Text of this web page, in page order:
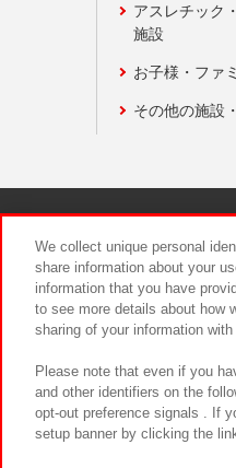
アスレチック
施設
お子様・ファ
その他の施設
We collect unique personal
share information about your
information that you have
to see more details about how
sharing of your information
Please note that even if you
and other identifiers on the
opt-out preference signals . If
setup banner by clicking the